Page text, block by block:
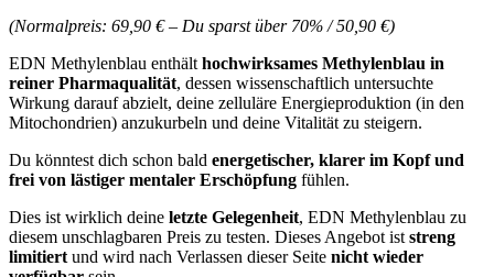
(Normalpreis: 69,90 € – Du sparst über 70% / 50,90 €)
EDN Methylenblau enthälthochwirksames Methylenblau in
reiner Pharmaqualität, dessen wissenschaftlich untersuchte
Wirkung darauf abzielt, deine zelluläre Energieproduktion (in den
Mitochondrien) anzukurbeln und deine Vitalität zu steigern.
Du könntest dich schon bald energetischer, klarer im Kopf und
frei von lästiger mentaler Erschöpfung fühlen.
Dies ist wirklich deine letzte Gelegenheit, EDN Methylenblau zu
diesem unschlagbaren Preis zu testen. Dieses Angebot iststreng
limitiertund wird nach Verlassen dieser Seite nicht wieder